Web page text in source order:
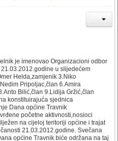
je imenovao Organizacioni odbor
u slijedećem
Helda,zamjenik 3.Niko
Pripoljac,član 6.Amira
Bilić,član 9.Lidija Gržić,član
konstituirajuća sjednica
Dana općine Travnik
početne aktivnosti,nosioci
na cijeloj teritoriji općine i trajat
21.03.2012.godine. Svečana
općine Travnik biće održana na taj